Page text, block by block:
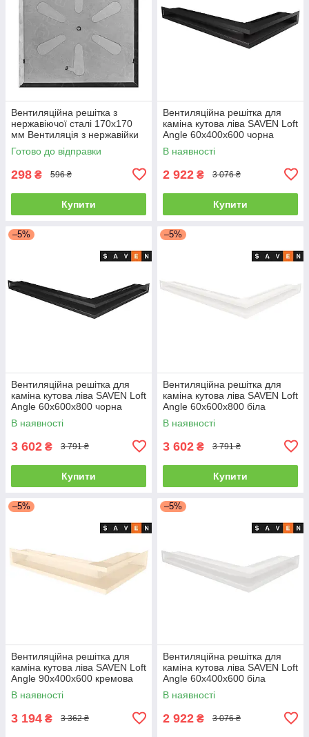
Вентиляційна решітка з
нержавіючої сталі 170x170
мм Вентиляція з нержавійки
для печі
Готово до відправки
298 ₴ 596 ₴
Купити
Вентиляційна решітка для
каміна кутова ліва SAVEN Loft
Angle 60х400х600 чорна
В наявності
2 922 ₴ 3 076 ₴
Купити
–5%
Вентиляційна решітка для
каміна кутова ліва SAVEN Loft
Angle 60х600х800 чорна
В наявності
3 602 ₴ 3 791 ₴
Купити
–5%
Вентиляційна решітка для
каміна кутова ліва SAVEN Loft
Angle 60х600х800 біла
В наявності
3 602 ₴ 3 791 ₴
Купити
–5%
Вентиляційна решітка для
каміна кутова ліва SAVEN Loft
Angle 90х400х600 кремова
В наявності
3 194 ₴ 3 362 ₴
–5%
Вентиляційна решітка для
каміна кутова ліва SAVEN Loft
Angle 60х400х600 біла
В наявності
2 922 ₴ 3 076 ₴